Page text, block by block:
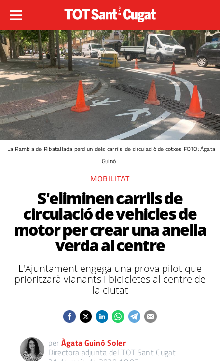
La Rambla de Ribatallada perd un dels carrils de circulació de cotxes FOTO: Àgata
Guinó
MOBILITAT
S'eliminen carrils de
circulació de vehicles de
motor per crear una anella
verda al centre
L'Ajuntament engega una prova pilot que
prioritzarà vianants i bicicletes al centre de
la ciutat
per Àgata Guinó Soler
Directora adjunta del TOT Sant Cugat